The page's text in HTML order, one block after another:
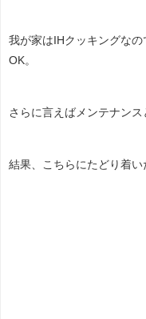
我が家はIHクッキングな
OK。
さらに言えばメンテナン
結果、こちらにたどり着い